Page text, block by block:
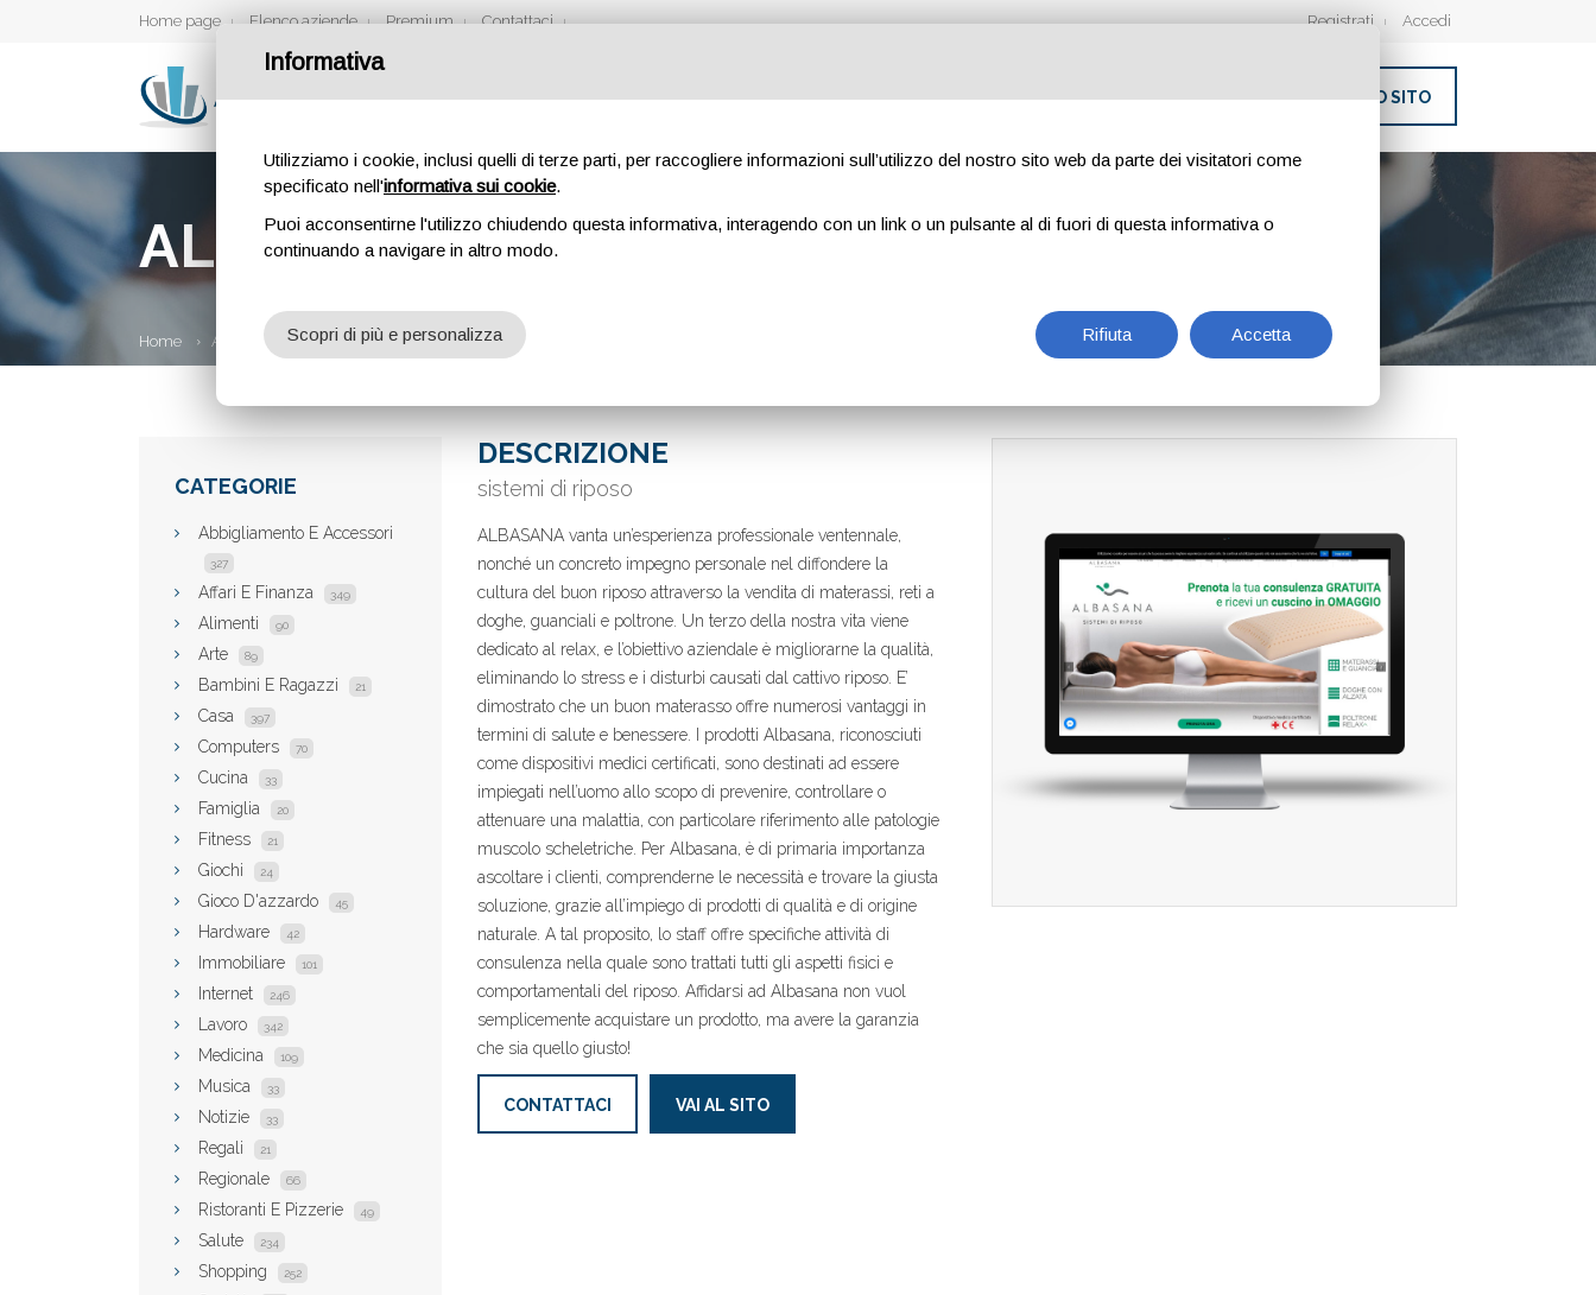
Home page Elenco aziende Premium Contattaci Registrati Accedi
INSERISCI IL TUO SITO
ALBASANA
Home Aziende Albasana
CATEGORIE
Abbigliamento E Accessori
327
Affari E Finanza 349
Alimenti 90
Arte 89
Bambini E Ragazzi 21
Casa 397
Computers 70
Cucina 33
Famiglia 20
Fitness 21
Giochi 24
Gioco D'azzardo 45
Hardware 42
Immobiliare 101
Internet 246
Lavoro 342
Medicina 109
Musica 33
Notizie 33
Regali 21
Regionale 66
Ristoranti E Pizzerie 49
Salute 234
Shopping 252
DESCRIZIONE
sistemi di riposo
ALBASANA vanta un’esperienza professionale ventennale,
nonché un concreto impegno personale nel diffondere la
cultura del buon riposo attraverso la vendita di materassi, reti a
doghe, guanciali e poltrone. Un terzo della nostra vita viene
dedicato al relax, e l’obiettivo aziendale è migliorarne la qualità,
eliminando lo stress e i disturbi causati dal cattivo riposo. E’
dimostrato che un buon materasso offre numerosi vantaggi in
termini di salute e benessere. I prodotti Albasana, riconosciuti
come dispositivi medici certificati, sono destinati ad essere
impiegati nell’uomo allo scopo di prevenire, controllare o
attenuare una malattia, con particolare riferimento alle patologie
muscolo scheletriche. Per Albasana, è di primaria importanza
ascoltare i clienti, comprenderne le necessità e trovare la giusta
soluzione, grazie all’impiego di prodotti di qualità e di origine
naturale. A tal proposito, lo staff offre specifiche attività di
consulenza nella quale sono trattati tutti gli aspetti fisici e
comportamentali del riposo. Affidarsi ad Albasana non vuol
semplicemente acquistare un prodotto, ma avere la garanzia
che sia quello giusto!
CONTATTACI VAI AL SITO
Informativa
Utilizziamo i cookie, inclusi quelli di terze parti, per raccogliere informazioni sull’utilizzo del nostro sito web da parte dei visitatori come
specificato nell'informativa sui cookie.
Puoi acconsentirne l'utilizzo chiudendo questa informativa, interagendo con un link o un pulsante al di fuori di questa informativa o
continuando a navigare in altro modo.
Rifiuta Accetta
Scopri di più e personalizza